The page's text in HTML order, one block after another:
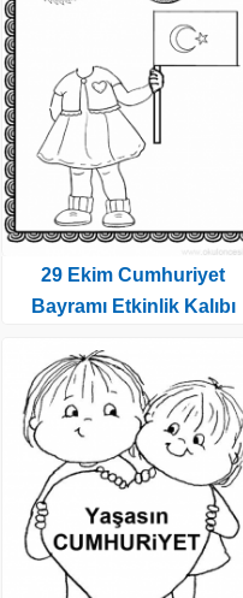
29 Ekim Cumhuriyet
Bayramı Etkinlik Kalıbı